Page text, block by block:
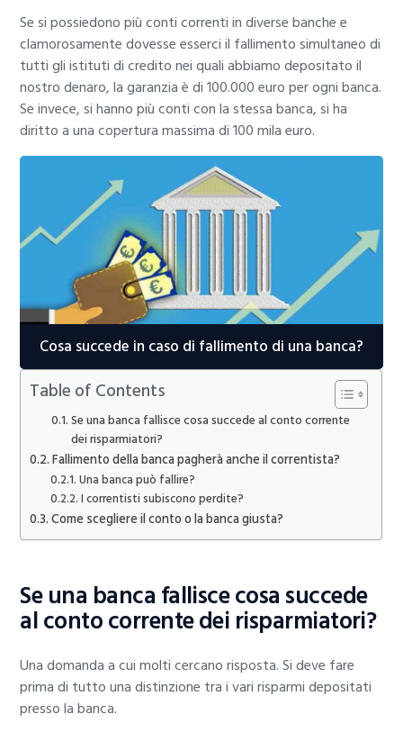
Se si possiedono più conti correnti in diverse banche e
clamorosamente dovesse esserci il fallimento simultaneo di
tutti gli istituti di credito nei quali abbiamo depositato il
nostro denaro, la garanzia è di 100.000 euro per ogni banca.
Se invece, si hanno più conti con la stessa banca, si ha
diritto a una copertura massima di 100 mila euro.
Cosa succede in caso di fallimento di una banca?
Table of Contents
Se una banca fallisce cosa succede al conto corrente
dei risparmiatori?
Fallimento della banca pagherà anche il correntista?
Una banca può fallire?
I correntisti subiscono perdite?
Come scegliere il conto o la banca giusta?
Se una banca fallisce cosa succede
al conto corrente dei risparmiatori?
Una domanda a cui molti cercano risposta. Si deve fare
prima di tutto una distinzione tra i vari risparmi depositati
presso la banca.